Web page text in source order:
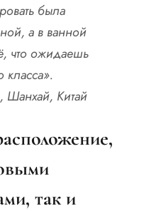
была
а в ванной
что ожидаешь
класса».
, Шанхай, Китай
так и